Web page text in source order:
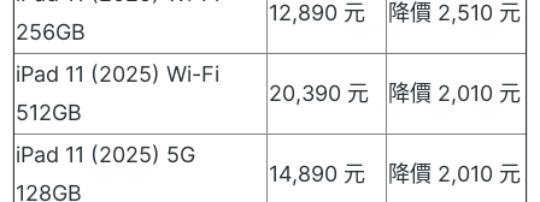
256GB
12,890 元 降價 2,510 元
iPad 11 (2025) Wi-Fi
512GB
20,390 元 降價 2,010 元
iPad 11 (2025) 5G
128GB
14,890 元 降價 2,010 元